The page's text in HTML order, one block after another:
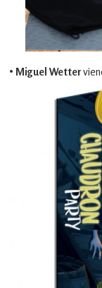
• Miguel Wetter